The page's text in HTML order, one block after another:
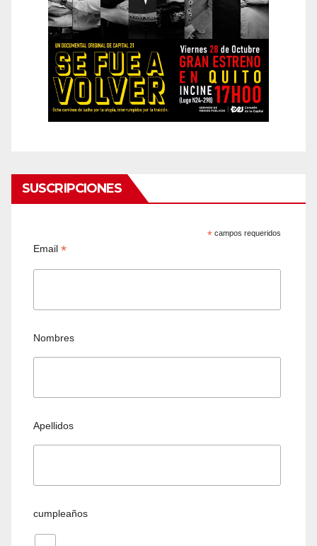
SUSCRIPCIONES
* campos requeridos
Email*
Nombres
Apellidos
cumpleaños